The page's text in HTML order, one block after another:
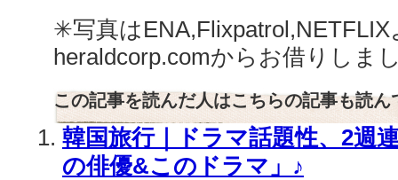
✳︎写真は
heraldcorp.comからお借りしま
この記事を読んだ人はこちらの記事も読ん
韓国旅行｜ドラマ話題性、2週
の俳優&このドラマ」♪